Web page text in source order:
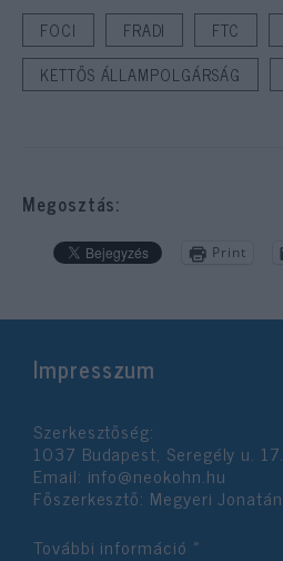
FOCI FRADI FTC
KETTŐS ÁLLAMPOLGÁRSÁG
Megosztás:
Print
Impresszum
Szerkesztőség:
1037 Budapest, Seregély u. 17.
Email: info@neokohn.hu
Főszerkesztő: Megyeri Jonatán
További információ »